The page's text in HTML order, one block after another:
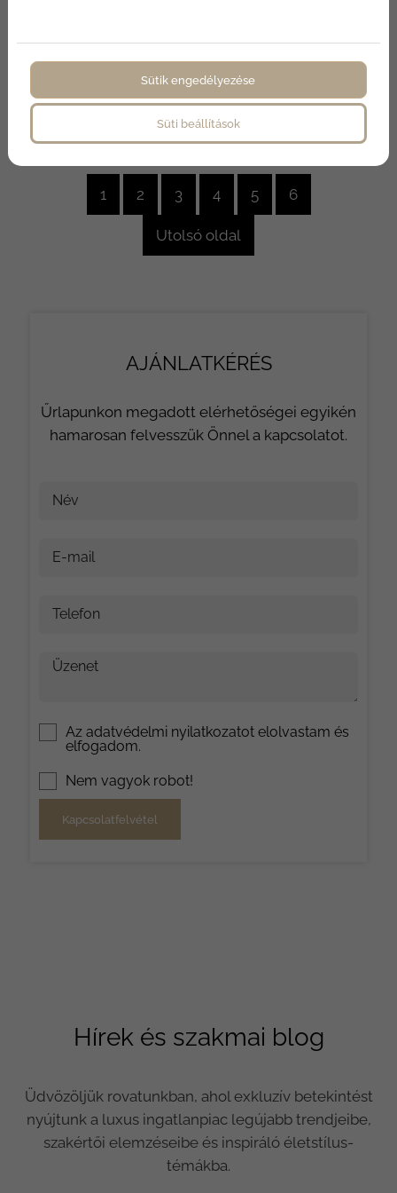
B épület tároló A/47
1 2 3 4 5 6
Utolsó oldal
AJÁNLATKÉRÉS
Űrlapunkon megadott elérhetőségei egyikén
hamarosan felvesszük Önnel a kapcsolatot.
Név
E-mail
Telefon
Üzenet
Azadatvédelmi nyilatkozatot elolvastam és
elfogadom.
Nem vagyok robot!
Kapcsolatfelvétel
Hírek és szakmai blog
Üdvözöljük rovatunkban, ahol exkluzív betekintést
nyújtunk a luxus ingatlanpiac legújabb trendjeibe,
szakértői elemzéseibe és inspiráló életstílus-
témákba.
Sütik engedélyezése
Süti beállítások